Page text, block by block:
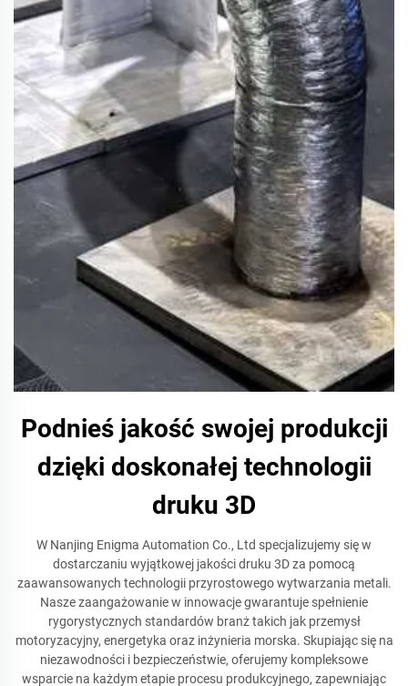
Podnieś jakość swojej produkcji
dzięki doskonałej technologii
druku 3D
W Nanjing Enigma Automation Co., Ltd specjalizujemy się w
dostarczaniu wyjątkowej jakości druku 3D za pomocą
zaawansowanych technologii przyrostowego wytwarzania metali.
Nasze zaangażowanie w innowacje gwarantuje spełnienie
rygorystycznych standardów branż takich jak przemysł
motoryzacyjny, energetyka oraz inżynieria morska. Skupiając się na
niezawodności i bezpieczeństwie, oferujemy kompleksowe
wsparcie na każdym etapie procesu produkcyjnego, zapewniając